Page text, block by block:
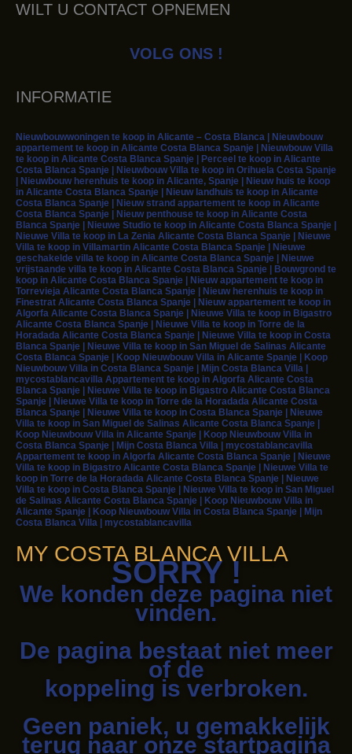
WILT U CONTACT OPNEMEN
VOLG ONS !
INFORMATIE
Nieuwbouwwoningen te koop in Alicante – Costa Blanca | Nieuwbouw
appartement te koop in Alicante Costa Blanca Spanje | Nieuwbouw Villa
te koop in Alicante Costa Blanca Spanje | Perceel te koop in Alicante
Costa Blanca Spanje | Nieuwbouw Villa te koop in Orihuela Costa Spanje
| Nieuwbouw herenhuis te koop in Alicante, Spanje | Nieuw huis te koop
in Alicante Costa Blanca Spanje | Nieuw landhuis te koop in Alicante
Costa Blanca Spanje | Nieuw strand appartement te koop in Alicante
Costa Blanca Spanje | Nieuw penthouse te koop in Alicante Costa
Blanca Spanje | Nieuwe Studio te koop in Alicante Costa Blanca Spanje |
Nieuwe Villa te koop in La Zenia Alicante Costa Blanca Spanje | Nieuwe
Villa te koop in Villamartin Alicante Costa Blanca Spanje | Nieuwe
geschakelde villa te koop in Alicante Costa Blanca Spanje | Nieuwe
vrijstaande villa te koop in Alicante Costa Blanca Spanje | Bouwgrond te
koop in Alicante Costa Blanca Spanje | Nieuw appartement te koop in
Torrevieja Alicante Costa Blanca Spanje | Nieuw herenhuis te koop in
Finestrat Alicante Costa Blanca Spanje | Nieuw appartement te koop in
Algorfa Alicante Costa Blanca Spanje | Nieuwe Villa te koop in Bigastro
Alicante Costa Blanca Spanje | Nieuwe Villa te koop in Torre de la
Horadada Alicante Costa Blanca Spanje | Nieuwe Villa te koop in Costa
Blanca Spanje | Nieuwe Villa te koop in San Miguel de Salinas Alicante
Costa Blanca Spanje | Koop Nieuwbouw Villa in Alicante Spanje | Koop
Nieuwbouw Villa in Costa Blanca Spanje | Mijn Costa Blanca Villa |
mycostablancavilla Appartement te koop in Algorfa Alicante Costa
Blanca Spanje | Nieuwe Villa te koop in Bigastro Alicante Costa Blanca
Spanje | Nieuwe Villa te koop in Torre de la Horadada Alicante Costa
Blanca Spanje | Nieuwe Villa te koop in Costa Blanca Spanje | Nieuwe
Villa te koop in San Miguel de Salinas Alicante Costa Blanca Spanje |
Koop Nieuwbouw Villa in Alicante Spanje | Koop Nieuwbouw Villa in
Costa Blanca Spanje | Mijn Costa Blanca Villa | mycostablancavilla
Appartement te koop in Algorfa Alicante Costa Blanca Spanje | Nieuwe
Villa te koop in Bigastro Alicante Costa Blanca Spanje | Nieuwe Villa te
koop in Torre de la Horadada Alicante Costa Blanca Spanje | Nieuwe
Villa te koop in Costa Blanca Spanje | Nieuwe Villa te koop in San Miguel
de Salinas Alicante Costa Blanca Spanje | Koop Nieuwbouw Villa in
Alicante Spanje | Koop Nieuwbouw Villa in Costa Blanca Spanje | Mijn
Costa Blanca Villa | mycostablancavilla
MY COSTA BLANCA VILLA
SORRY !
We konden deze pagina niet
vinden.
De pagina bestaat niet meer
of de
koppeling is verbroken.
Geen paniek, u gemakkelijk
terug naar onze startpagina